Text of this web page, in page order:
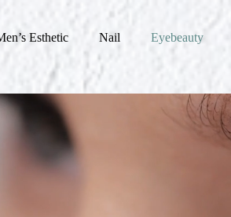
Esthetic Nail Eyebeauty